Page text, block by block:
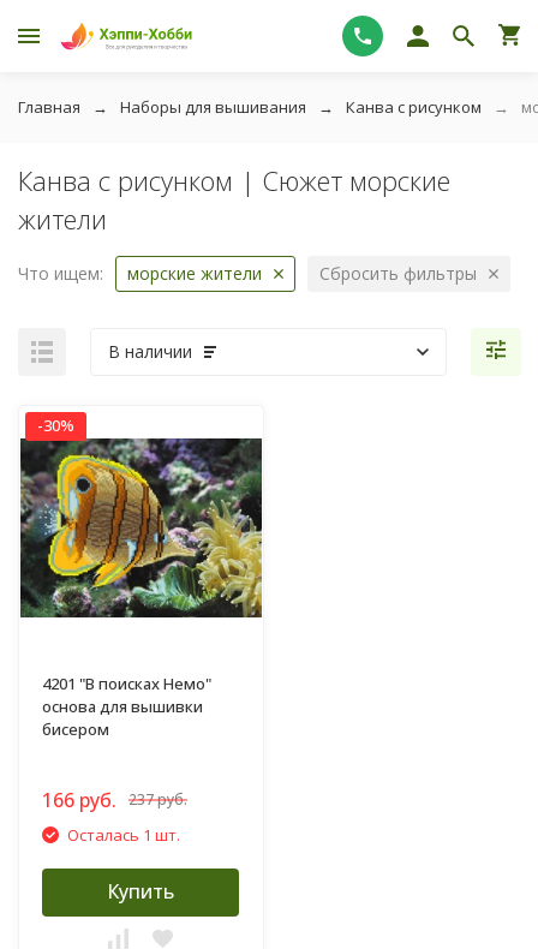
Главная Наборы для вышивания Канва с рисунком
Канва с рисунком | Сюжет морские
жители
Что ищем: морские жители Сбросить фильтры
В наличии
-30%
4201 "В поисках Немо"
основа для вышивки
бисером
166 руб. 237 руб.
Осталась 1 шт.
Купить